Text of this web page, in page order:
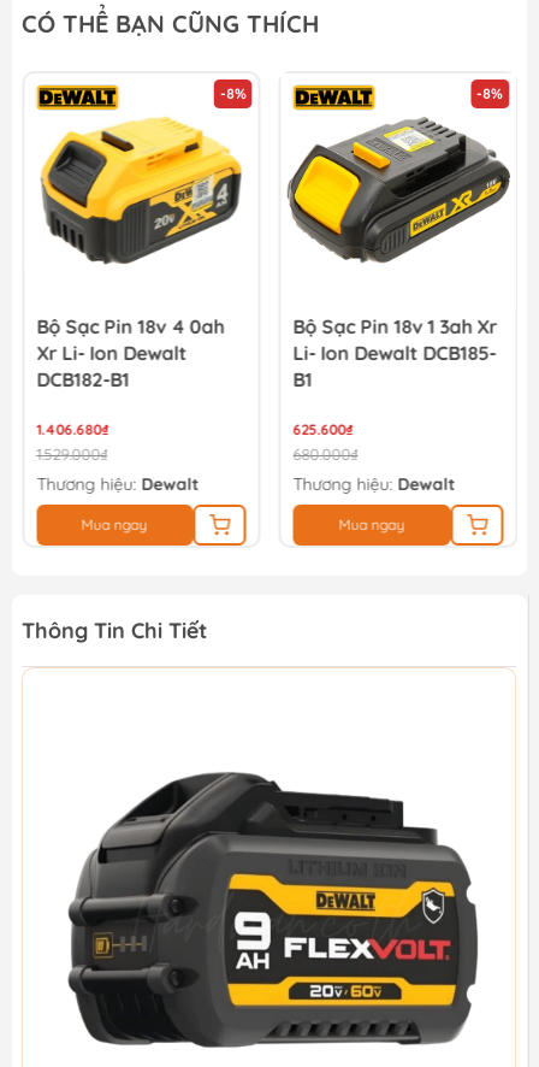
Bộ Sạc Pin 12v/20v Xr 2a Dewalt DCB1102-B1
552.000₫
Bộ Sạc Pin 10 8v 1 3ah Xr Li-ion Dewalt DCB125-B1
521.640₫ 567.000₫
CÓ THỂ BẠN CŨNG THÍCH
-8%
Bộ Sạc Pin 18v 4 0ah
Xr Li- Ion Dewalt
DCB182-B1
1.406.680₫
1.529.000₫
Thương hiệu: Dewalt
Mua ngay
-8%
Bộ Sạc Pin 18v 1 3ah Xr
Li- Ion Dewalt DCB185-
B1
625.600₫
680.000₫
Thương hiệu: Dewalt
Mua ngay
Thông Tin Chi Tiết